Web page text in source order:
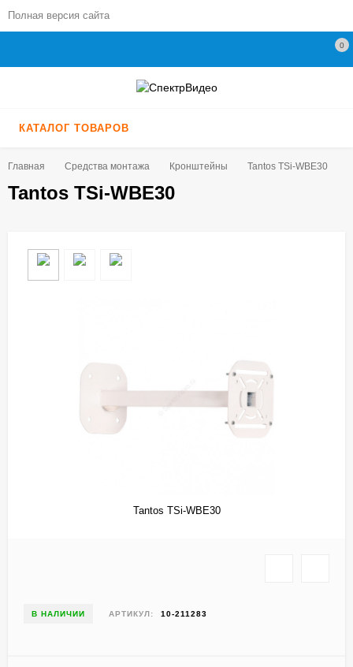
Полная версия сайта
0
КАТАЛОГ ТОВАРОВ
Главная Средства монтажа Кронштейны Tantos TSi-WBE30
Tantos TSi-WBE30
Tantos TSi-WBE30
В НАЛИЧИИ АРТИКУЛ: 10-211283